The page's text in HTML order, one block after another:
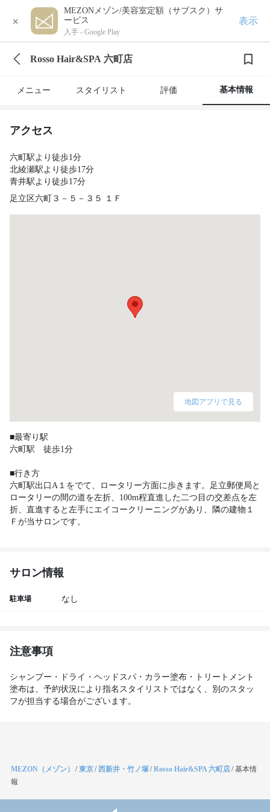
×
MEZONメゾン/美容室定額（サブスク）サ
ービス
入手 - Google Play
表示
Rosso Hair&SPA 六町店
メニュー スタイリスト 評価 基本情報
アクセス
六町駅より徒歩1分
北綾瀬駅より徒歩17分
青井駅より徒歩17分
足立区六町３－５－３５ １Ｆ
地図アプリで見る
■最寄り駅
六町駅　徒歩1分
■行き方
六町駅出口A１をでて、ロータリー方面に歩きます。足立郵便局と
ロータリーの間の道を左折、100m程直進した二つ目の交差点を左
折、直進すると左手にエイコークリーニングがあり、隣の建物１
Ｆが当サロンです。
サロン情報
駐車場 なし
注意事項
シャンプー・ドライ・ヘッドスパ・カラー塗布・トリートメント
塗布は、予約状況により指名スタイリストではなく、別のスタッ
フが担当する場合がございます。
MEZON（メゾン） /東京/西新井・竹ノ塚/Rosso Hair&SPA 六町店/基本情
報